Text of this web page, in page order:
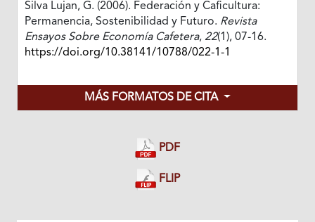
Silva Lujan, G. (2006). Federación y Caficultura:
Permanencia, Sostenibilidad y Futuro. Revista
Ensayos Sobre Economía Cafetera, 22(1), 07-16.
https://doi.org/10.38141/10788/022-1-1
MÁS FORMATOS DE CITA
PDF
FLIP